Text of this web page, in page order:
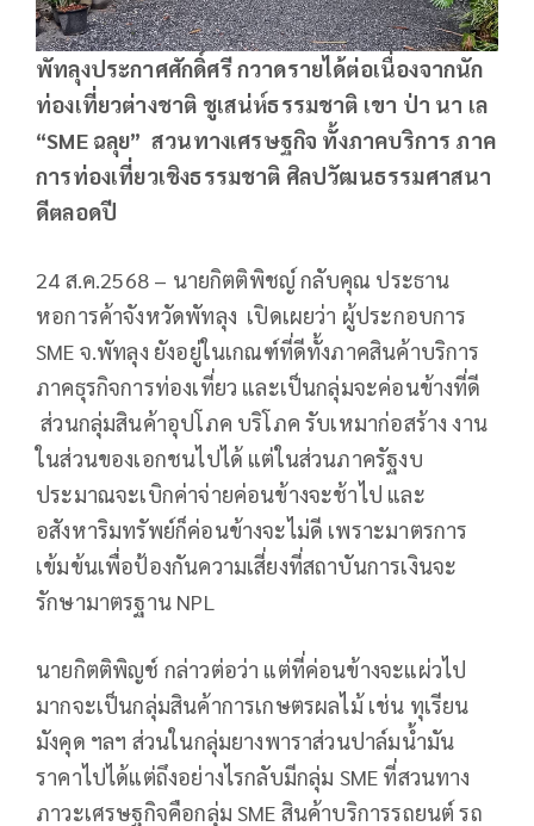
พัทลุงประกาศศักดิ์ศรี กวาดรายได้ต่อเนื่องจากนัก
ท่องเที่ยวต่างชาติ ชูเสน่ห์ธรรมชาติ เขา ป่า นา เล
“SME ฉลุย” สวนทางเศรษฐกิจ ทั้งภาคบริการ ภาค
การท่องเที่ยวเชิงธรรมชาติ ศิลปวัฒนธรรมศาสนา
ดีตลอดปี
24 ส.ค.2568 – นายกิตติพิชญ์ กลับคุณ ประธาน
หอการค้าจังหวัดพัทลุง เปิดเผยว่า ผู้ประกอบการ
SME จ.พัทลุง ยังอยู่ในเกณฑ์ที่ดีทั้งภาคสินค้าบริการ
ภาคธุรกิจการท่องเที่ยว และเป็นกลุ่มจะค่อนข้างที่ดี
ส่วนกลุ่มสินค้าอุปโภค บริโภค รับเหมาก่อสร้าง งาน
ในส่วนของเอกชนไปได้ แต่ในส่วนภาครัฐงบ
ประมาณจะเบิกค่าจ่ายค่อนข้างจะช้าไป และ
อสังหาริมทรัพย์ก็ค่อนข้างจะไม่ดี เพราะมาตรการ
เข้มข้นเพื่อป้องกันความเสี่ยงที่สถาบันการเงินจะ
รักษามาตรฐาน NPL
นายกิตติพิญช์ กล่าวต่อว่า แต่ที่ค่อนข้างจะแผ่วไป
มากจะเป็นกลุ่มสินค้าการเกษตรผลไม้ เช่น ทุเรียน
มังคุด ฯลฯ ส่วนในกลุ่มยางพาราส่วนปาล์มน้ำมัน
ราคาไปได้แต่ถึงอย่างไรกลับมีกลุ่ม SME ที่สวนทาง
ภาวะเศรษฐกิจคือกลุ่ม SME สินค้าบริการรถยนต์ รถ